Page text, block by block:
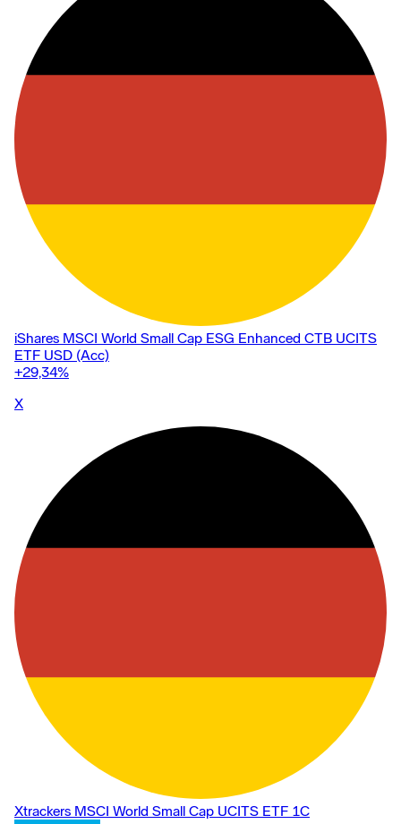
iShares MSCI World Small Cap ESG Enhanced CTB UCITS
ETF USD (Acc)
+29,34%
X
Xtrackers MSCI World Small Cap UCITS ETF 1C